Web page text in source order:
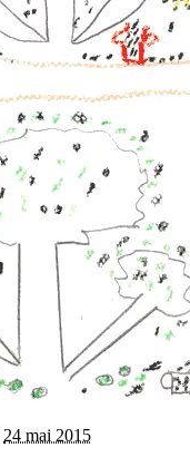
24 mai 2015